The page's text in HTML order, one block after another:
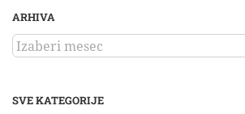
ARHIVA
ARHIVA
SVE KATEGORIJE